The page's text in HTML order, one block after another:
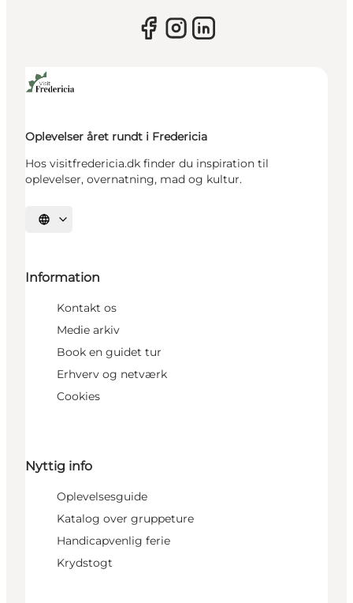
Oplevelser året rundt i Fredericia
Hos visitfredericia.dk finder du inspiration til
oplevelser, overnatning, mad og kultur.
Vælg sprog
Information
Kontakt os
Medie arkiv
Book en guidet tur
Erhverv og netværk
Cookies
Nyttig info
Oplevelsesguide
Katalog over gruppeture
Handicapvenlig ferie
Krydstogt